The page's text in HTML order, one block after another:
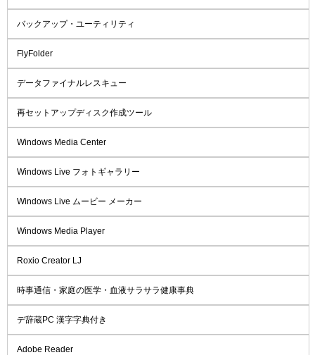
バックアップ・ユーティリティ
FlyFolder
データファイナルレスキュー
再セットアップディスク作成ツール
Windows Media Center
Windows Live フォトギャラリー
Windows Live ムービー メーカー
Windows Media Player
Roxio Creator LJ
時事通信・家庭の医学・血液サラサラ健康事典
デ辞蔵PC 漢字字典付き
Adobe Reader